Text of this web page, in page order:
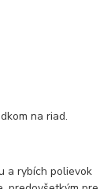
na riad.
a rybích polievok